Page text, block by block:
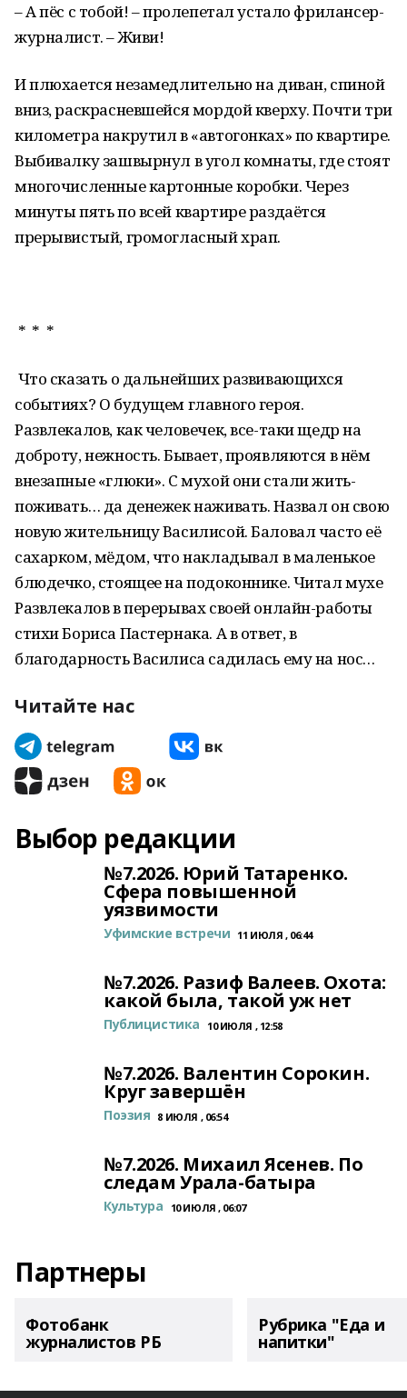
– А пёс с тобой! – пролепетал устало фрилансер-
журналист. – Живи!
И плюхается незамедлительно на диван, спиной
вниз, раскрасневшейся мордой кверху. Почти три
километра накрутил в «автогонках» по квартире.
Выбивалку зашвырнул в угол комнаты, где стоят
многочисленные картонные коробки. Через
минуты пять по всей квартире раздаётся
прерывистый, громогласный храп.
* * *
Что сказать о дальнейших развивающихся
событиях? О будущем главного героя.
Развлекалов, как человечек, все-таки щедр на
доброту, нежность. Бывает, проявляются в нём
внезапные «глюки». С мухой они стали жить-
поживать… да денежек наживать. Назвал он свою
новую жительницу Василисой. Баловал часто её
сахарком, мёдом, что накладывал в маленькое
блюдечко, стоящее на подоконнике. Читал мухе
Развлекалов в перерывах своей онлайн-работы
стихи Бориса Пастернака. А в ответ, в
благодарность Василиса садилась ему на нос…
Читайте нас
Выбор редакции
№7.2026. Юрий Татаренко.
Сфера повышенной
уязвимости
Уфимские встречи 11 ИЮЛЯ , 06:44
№7.2026. Разиф Валеев. Охота:
какой была, такой уж нет
Публицистика 10 ИЮЛЯ , 12:58
№7.2026. Валентин Сорокин.
Круг завершён
Поэзия 8 ИЮЛЯ , 06:54
№7.2026. Михаил Ясенев. По
следам Урала-батыра
Культура 10 ИЮЛЯ , 06:07
Партнеры
Фотобанк
журналистов РБ
Рубрика "Еда и
напитки"